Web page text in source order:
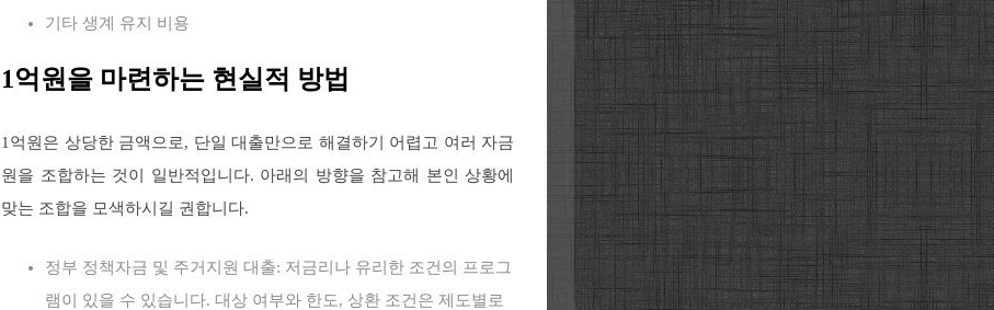
기타 생계 유지 비용
1억원을 마련하는 현실적 방법
1억원은 상당한 금액으로, 단일 대출만으로 해결하기 어렵고 여러 자금
원을 조합하는 것이 일반적입니다. 아래의 방향을 참고해 본인 상황에
맞는 조합을 모색하시길 권합니다.
정부 정책자금 및 주거지원 대출: 저금리나 유리한 조건의 프로그
램이 있을 수 있습니다. 대상 여부와 한도, 상환 조건은 제도별로